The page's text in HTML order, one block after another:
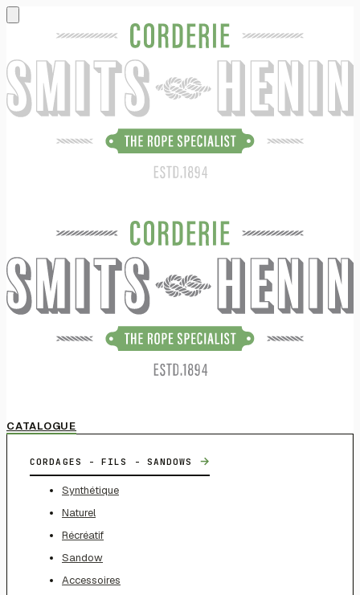
CATALOGUE
CORDAGES - FILS - SANDOWS →
Synthétique
Naturel
Récréatif
Sandow
Accessoires